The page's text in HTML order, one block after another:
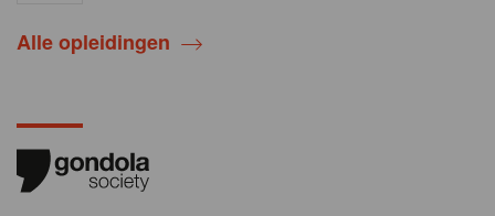
Alle opleidingen